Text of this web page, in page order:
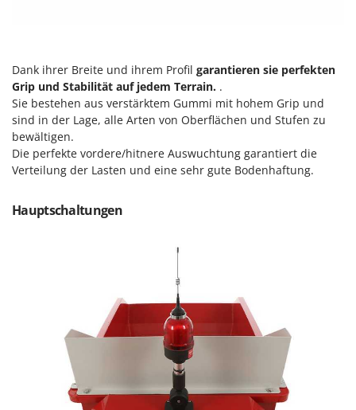
River Systems
Robomow
Rossofuoco
Rover Pompe
Royal Food
Seven Italy
Shark
Shindaiwa
Silky
Dank ihrer Breite und ihrem Profil garantieren sie perfekten
Grip und Stabilität auf jedem Terrain. .
Sie bestehen aus verstärktem Gummi mit hohem Grip und
sind in der Lage, alle Arten von Oberflächen und Stufen zu
bewältigen.
Die perfekte vordere/hitnere Auswuchtung garantiert die
Verteilung der Lasten und eine sehr gute Bodenhaftung.
Hauptschaltungen